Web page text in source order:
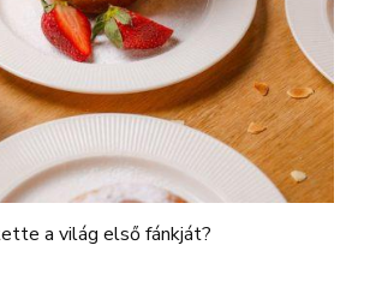
a világ első fánkját?